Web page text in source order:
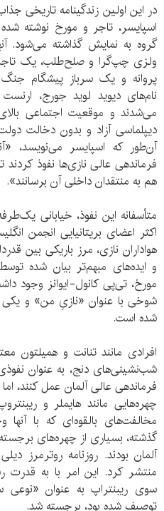
در این اولین زندگینامه تاریخی
اسپایسر، تاجر و مورخ نوشته
گروه به نمایش گذاشته می‌شود.
ولزی چپ‌گرا و صلح‌طلب، یک تاجر
پروانه و یک سرباز پیشگام جنگ
نام‌های دیوید لوید جورج،
می‌شدند و موقعیت اجتماعی
دیپلماسی آزاد و بدون دخالت
آن‌طور که اسپایسر می‌نویسد،
فرماندهی عالی نازی‌ها نفوذ
هم به منتقدان داخلی آن برسانند».
متأسفانه این نفوذ، خیابانی
اکثر اعضای بریتانیایی انجمن
هواداران نازی، مرز باریکی بین
و ایده‌های مبهم‌تر بیان شده
مورخ، تی‌پی کانول-ایوانز وجود
شوخی با عنوان «نازیِ من» و
شده است.
افرادی مانند تنانت و همیلتون
شب‌نشینی‌های دنج، به عنوان
فرماندهی عالی آلمان عمل کنند، اما
چهره‌هایی مانند هایملر و
مخالفت‌های بالقوه‌ای که با
آلمان بودند. روزنامه روترمرز
منتشر کرد. این امر با به قدرت
سوی ریبنتراپ به عنوان
توصیف شده بود، برجسته شد.